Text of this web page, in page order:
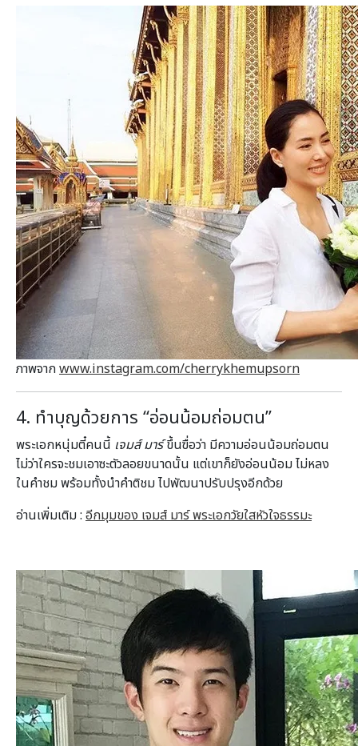
ภาพจากwww.instagram.com/cherrykhemupsorn
4. ทำบุญด้วยการ “อ่อนน้อมถ่อมตน”
พระเอกหนุ่มตี๋คนนี้ เจมส์ มาร์ขึ้นฃื่อว่า มีความอ่อนน้อมถ่อมตน
ไม่ว่าใครจะชมเอาซะตัวลอยขนาดนั้น แต่เขาก็ยังอ่อนน้อม ไม่หลง
ในคำชม พร้อมทั้งนำคำติชม ไปพัฒนาปรับปรุงอีกด้วย
อ่านเพิ่มเติม : อีกมุมของ เจมส์ มาร์ พระเอกวัยใสหัวใจธรรมะ